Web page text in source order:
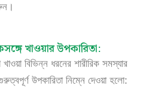
খাওয়ার উপকারিতা:
বিভিন্ন ধরনের শারীরিক সমস্যার
উপকারিতা নিম্নে দেওয়া হলো: